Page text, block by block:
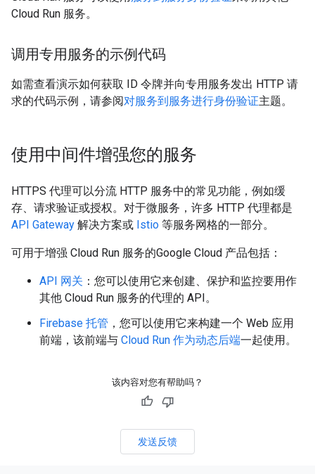
Cloud Run 服务。
调用专用服务的示例代码
如需查看演示如何获取 ID 令牌并向专用服务发出 HTTP 请
求的代码示例，请参阅对服务到服务进行身份验证主题。
使用中间件增强您的服务
HTTPS 代理可以分流 HTTP 服务中的常见功能，例如缓
存、请求验证或授权。对于微服务，许多 HTTP 代理都是
API Gateway 解决方案或 Istio 等服务网格的一部分。
可用于增强 Cloud Run 服务的Google Cloud 产品包括：
API 网关 ：您可以使用它来创建、保护和监控要用作
其他 Cloud Run 服务的代理的 API。
Firebase 托管 ，您可以使用它来构建一个 Web 应用
前端，该前端与 Cloud Run 作为动态后端一起使用。
该内容对您有帮助吗？
发送反馈